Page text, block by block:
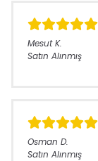
Mesut K.
Satın Alınmış
Osman D.
Satın Alınmış